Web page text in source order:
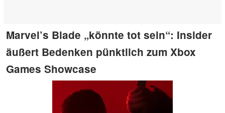
Marvel’s Blade „könnte tot sein“: Insider
äußert Bedenken pünktlich zum Xbox
Games Showcase